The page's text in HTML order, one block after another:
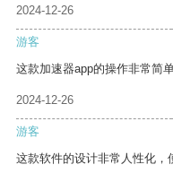
2024-12-26
游客
这款加速器app的操作非常简
2024-12-26
游客
这款软件的设计非常人性化，